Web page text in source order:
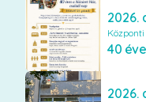
2026.
2026.